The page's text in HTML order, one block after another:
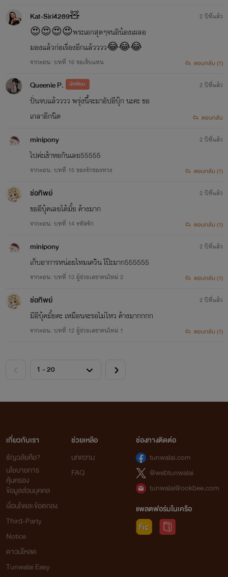
Kat-Siri4289🧸
😍😍😍😍พระเอกสุดๆจนอิน้องเผลอ
มองแล้วก่อเรื่องอีกแล้วววว😂😂😂
จากตอน: บทที่ 16 ขอเจ็บแทน
2 ปีที่แล้ว
ตอบกลับ (1)
Queenie P. นักเขียน
ปั่นจบแล้วววว พรุ่งนี้จะมาอัปอีบุ๊ก นะคะ ขอ
เกลาอีกนิด
2 ปีที่แล้ว
ตอบกลับ
minipony
ไปค่ะเข้าหอกันเลย55555
จากตอน: บทที่ 15 ของรักของหวง
2 ปีที่แล้ว
ตอบกลับ (1)
ช่อทิพย์
ขออีบุ้คเลยได้มั้ย ค้างมาก
จากตอน: บทที่ 14 รหัสรัก
2 ปีที่แล้ว
ตอบกลับ (1)
minipony
เก็บอาการหน่อยไหมเควิน โป๊ะมาก555555
จากตอน: บทที่ 13 ผู้ช่วยเลขาคนใหม่ 2
2 ปีที่แล้ว
ตอบกลับ (1)
ช่อทิพย์
มีอีบุ้คมั้ยคะ เหมือนจะรอไม่ไหว ค้างมากกกก
จากตอน: บทที่ 12 ผู้ช่วยเลขาคนใหม่ 1
2 ปีที่แล้ว
ตอบกลับ (1)
เกี่ยวกับเรา
ธัญวลัยคือ?
นโยบายการ
คุ้มครอง
ข้อมูลส่วนบุคคล
เงื่อนไขและข้อตกลง
Third-Party
Notice
ดาวน์โหลด
Tunwalai Easy
ช่วยเหลือ
บทความ
FAQ
ช่องทางติดต่อ
tunwalai.com
@webtunwalai
tunwalai@ookbee.com
แพลตฟอร์มในเครือ